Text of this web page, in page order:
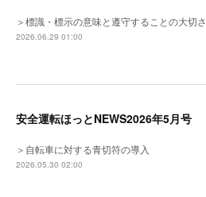
＞標識・標示の意味と遵守することの大切さ
2026.06.29 01:00
安全運転ほっとNEWS2026年5月号
＞自転車に対する青切符の導入
2026.05.30 02:00